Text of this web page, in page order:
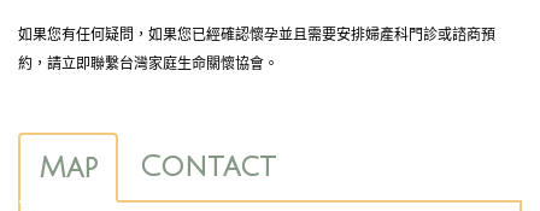
如果您有任何疑問，如果您已經確認懷孕並且需要安排婦產科門診或諮商預
約，請立即聯繫台灣家庭生命關懷協會。
Map Contact